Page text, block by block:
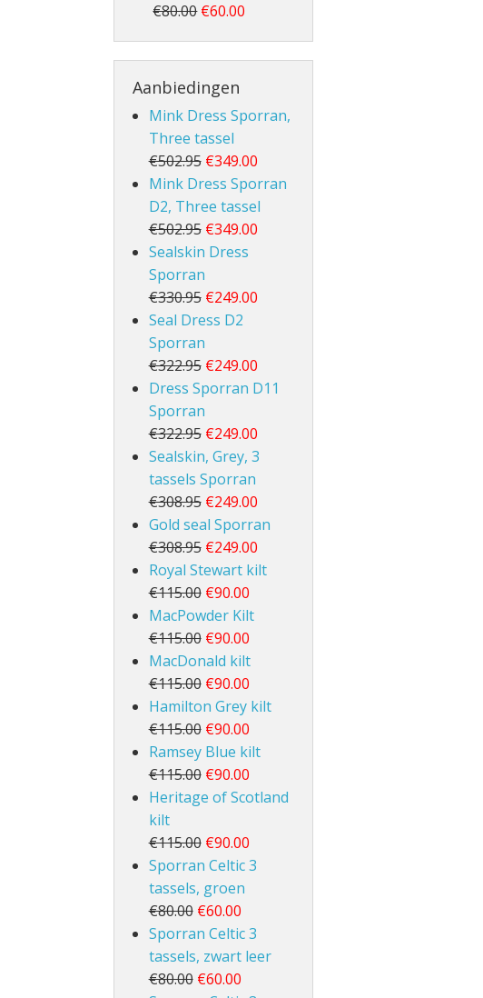
€80.00 €60.00
Aanbiedingen
Mink Dress Sporran,
Three tassel
€502.95 €349.00
Mink Dress Sporran
D2, Three tassel
€502.95 €349.00
Sealskin Dress
Sporran
€330.95 €249.00
Seal Dress D2
Sporran
€322.95 €249.00
Dress Sporran D11
Sporran
€322.95 €249.00
Sealskin, Grey, 3
tassels Sporran
€308.95 €249.00
Gold seal Sporran
€308.95 €249.00
Royal Stewart kilt
€115.00 €90.00
MacPowder Kilt
€115.00 €90.00
MacDonald kilt
€115.00 €90.00
Hamilton Grey kilt
€115.00 €90.00
Ramsey Blue kilt
€115.00 €90.00
Heritage of Scotland
kilt
€115.00 €90.00
Sporran Celtic 3
tassels, groen
€80.00 €60.00
Sporran Celtic 3
tassels, zwart leer
€80.00 €60.00